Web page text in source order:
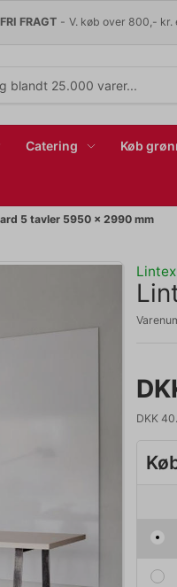
FRI FRAGT -V. køb over 800,- kr.
Catering Køb
5 tavler 5950 x 2990 mm
Lintex
DKK